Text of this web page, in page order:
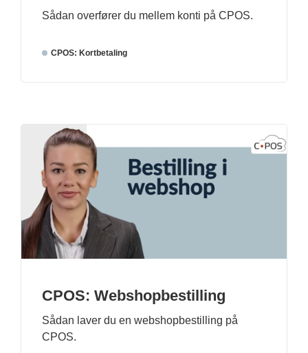
Sådan overfører du mellem konti på CPOS.
CPOS: Kortbetaling
CPOS: Webshopbestilling
Sådan laver du en webshopbestilling på
CPOS.